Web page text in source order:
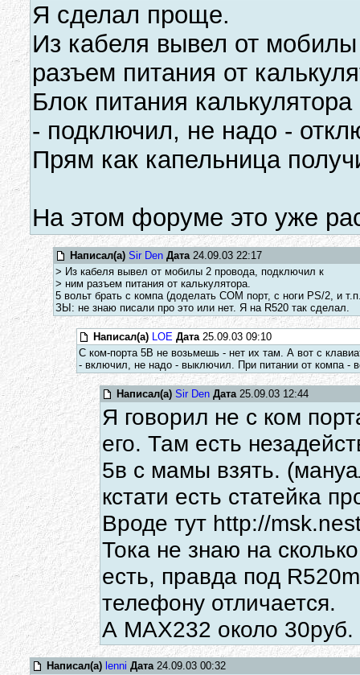
Я сделал проще.
Из кабеля вывел от
разъем питания от
Блок питания
- подключил, не надо -
Прям как капельница
На этом форуме это уже
Написал(а) Sir Den Дата24.09.03 22:17
> Из кабеля вывел от мобилы 2 провода, подключил к
> ним разъем питания от калькулятора.
5 вольт брать с компа (доделать СОМ порт, с ноги PS/2, и
ЗЫ: не знаю писали про это или нет. Я на R520 так сделал.
Написал(а) LOE Дата25.09.03 09:10
С ком-порта 5В не возьмешь - нет их там. А вот с
- включил, не надо - выключил. При питании от компа -
Написал(а) Sir Den Дата25.09.03 12:44
Я говорил не с ком
его. Там есть
5в с мамы взять.
кстати есть статейка
Вроде тут http://
Тока не знаю на
есть, правда под
телефону отличается.
А МАХ232 около 30руб.
Написал(а) lenni Дата24.09.03 00:32